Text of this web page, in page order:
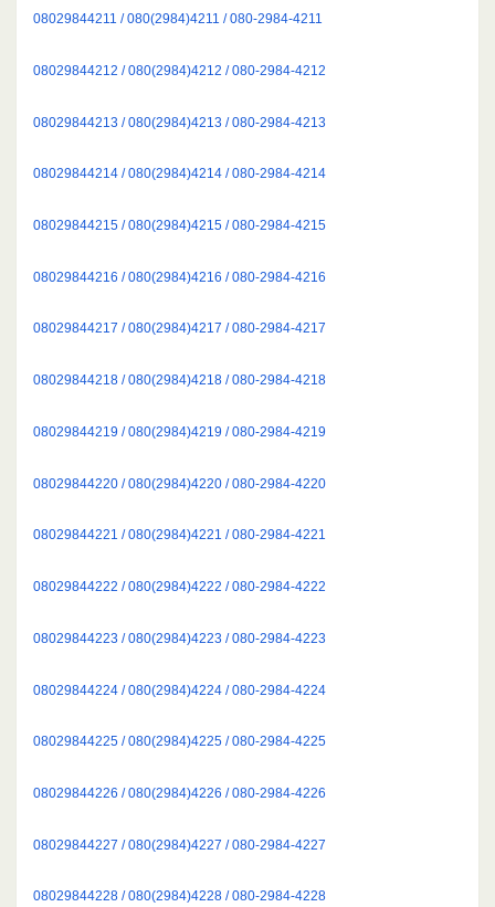
08029844211 / 080(2984)4211 / 080-2984-4211
08029844212 / 080(2984)4212 / 080-2984-4212
08029844213 / 080(2984)4213 / 080-2984-4213
08029844214 / 080(2984)4214 / 080-2984-4214
08029844215 / 080(2984)4215 / 080-2984-4215
08029844216 / 080(2984)4216 / 080-2984-4216
08029844217 / 080(2984)4217 / 080-2984-4217
08029844218 / 080(2984)4218 / 080-2984-4218
08029844219 / 080(2984)4219 / 080-2984-4219
08029844220 / 080(2984)4220 / 080-2984-4220
08029844221 / 080(2984)4221 / 080-2984-4221
08029844222 / 080(2984)4222 / 080-2984-4222
08029844223 / 080(2984)4223 / 080-2984-4223
08029844224 / 080(2984)4224 / 080-2984-4224
08029844225 / 080(2984)4225 / 080-2984-4225
08029844226 / 080(2984)4226 / 080-2984-4226
08029844227 / 080(2984)4227 / 080-2984-4227
08029844228 / 080(2984)4228 / 080-2984-4228